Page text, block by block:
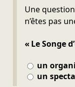
Une
n’êtes pas
« Le Songe
un
un
Ne pas